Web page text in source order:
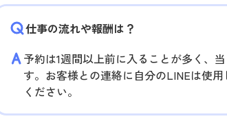
仕事の流れや報酬は？
予約は1週間以上前に入ることが多く、
す。お客様との連絡に自分のLINEは使
ください。